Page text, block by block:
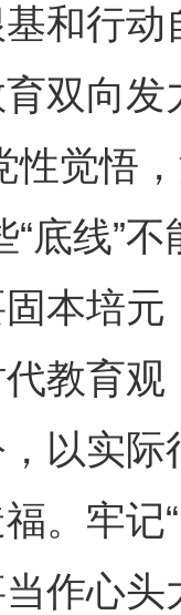
和行
双向
性觉悟
“底线”
本培
教育
以实
。牢记
作心